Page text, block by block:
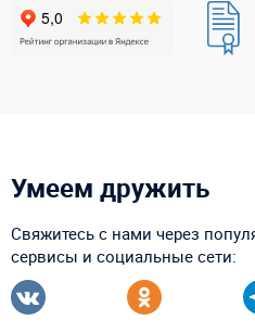
Умеем дружить
Свяжитесь с нами через
сервисы и социальные сети: